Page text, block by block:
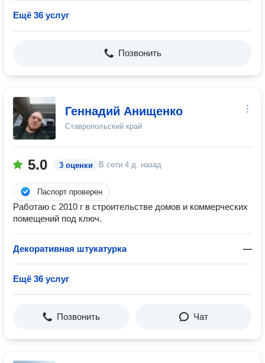
Ещё 36 услуг
Позвонить
Геннадий Анищенко
Ставропольский край
5.0 3 оценки В сети 4 д. назад
Паспорт проверен
Работаю с 2010 г в строительстве домов и коммерческих
помещений под ключ.
Декоративная штукатурка —
Ещё 36 услуг
Позвонить Чат